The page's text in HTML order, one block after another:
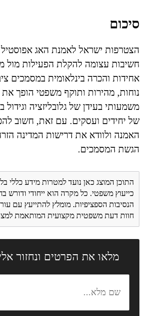
סיכום
הצטרפות ישראל לאמנת האג
חשיבות עצומה להקלת הפעילות מול
אחידות והכרה בינלאומית במסמכים
נוחות, מהירות ותוקף משפטי הופך
משמעותי בעידן של גלובליזציה וגידול
של יחידים ועסקים. עם זאת, חשוב
האמנה ולוודא את דרישות המדינה
הגשת המסמכים.
התוכן המוצג כאן נועד למטרות מידע כללי
כייעוץ משפטי. כל מקרה הוא ייחודי ודורש
הנסיבות הספציפיות. מומלץ להתייעץ עם
חוות דעת משפטית מקצועית המותאמת
מלאו את הפרטים ונחזור